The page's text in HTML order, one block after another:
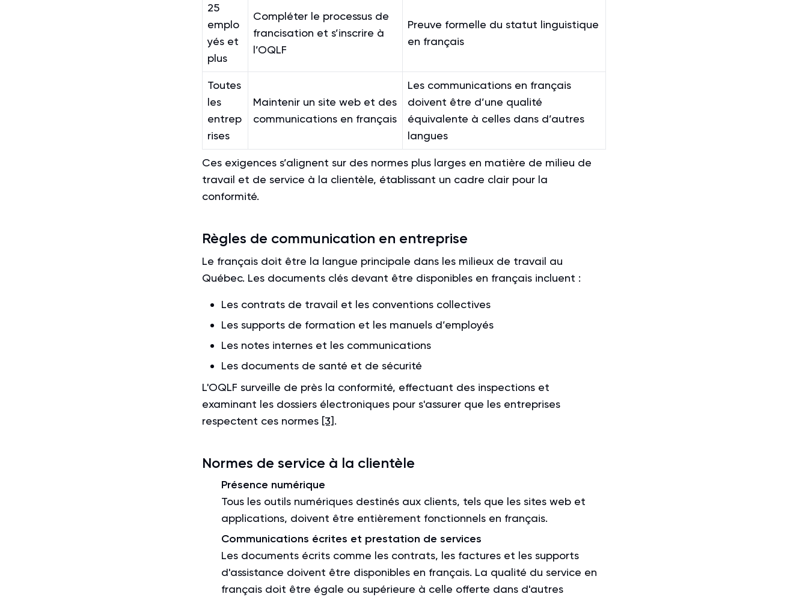
25
emplo
yés et
plus
Compléter le processus de
francisation et s’inscrire à
l’OQLF
Preuve formelle du statut linguistique
en français
Toutes
les
entrep
rises
Maintenir un site web et des
communications en français
Les communications en français
doivent être d’une qualité
équivalente à celles dans d’autres
langues
Ces exigences s’alignent sur des normes plus larges en matière de milieu de
travail et de service à la clientèle, établissant un cadre clair pour la
conformité.
Règles de communication en entreprise
Le français doit être la langue principale dans les milieux de travail au
Québec. Les documents clés devant être disponibles en français incluent :
Les contrats de travail et les conventions collectives
Les supports de formation et les manuels d’employés
Les notes internes et les communications
Les documents de santé et de sécurité
L'OQLF surveille de près la conformité, effectuant des inspections et
examinant les dossiers électroniques pour s'assurer que les entreprises
respectent ces normes [3].
Normes de service à la clientèle
Présence numérique
Tous les outils numériques destinés aux clients, tels que les sites web et
applications, doivent être entièrement fonctionnels en français.
Communications écrites et prestation de services
Les documents écrits comme les contrats, les factures et les supports
d'assistance doivent être disponibles en français. La qualité du service en
français doit être égale ou supérieure à celle offerte dans d'autres